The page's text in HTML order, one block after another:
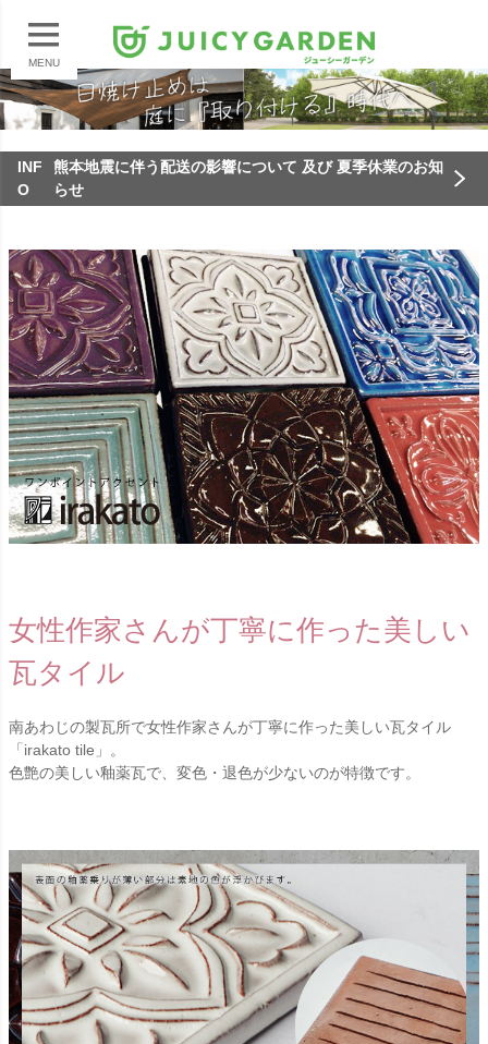
MENU
INF
O
熊本地震に伴う配送の影響について 及び 夏季休業のお知
らせ
女性作家さんが丁寧に作った美しい
瓦タイル
南あわじの製瓦所で女性作家さんが丁寧に作った美しい瓦タイル
「irakato tile」。
色艶の美しい釉薬瓦で、変色・退色が少ないのが特徴です。